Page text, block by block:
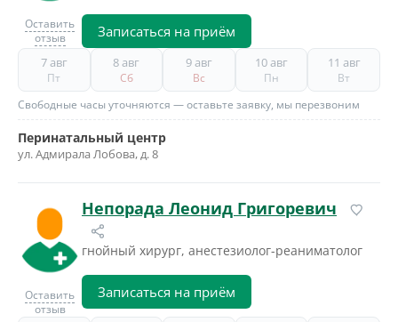
Оставить
отзыв
Записаться на приём
7 авг
Пт
8 авг
Сб
9 авг
Вс
10 авг
Пн
11 авг
Вт
Свободные часы уточняются — оставьте заявку, мы перезвоним
Перинатальный центр
ул. Адмирала Лобова, д. 8
Оставить
отзыв
Непорада Леонид Григоревич
гнойный хирург, анестезиолог-реаниматолог
Записаться на приём